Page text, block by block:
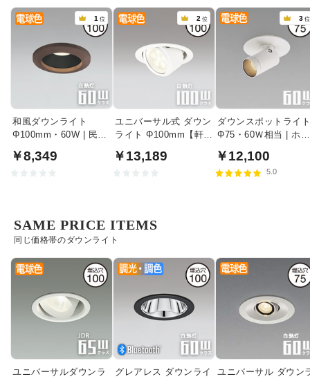
1 位
和風ダウンライト
Φ100mm・60W | 民芸
￥8,349
2 位
ユニバーサル式 ダウン
ライト Φ100mm【軒
￥13,189
3 位
ダウンスポットライ
Φ75・60Ｗ相当 | ホワ
￥12,100
5.0
同じ価格帯のダウンライト
SAME PRICE ITEMS
ユニバーサルダウンラ
グレアレス ダウンライ
ユニバーサル ダウン